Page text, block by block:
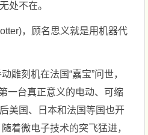
处不在。
，顾名思义就是用机器代
雕刻机在法国“嘉宝”问世，
一台真正意义的电动、可缩
美国、日本和法国等国也开
着微电子技术的突飞猛进，